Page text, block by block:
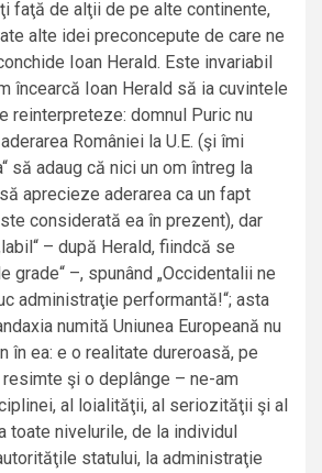
faţă de alţii de pe alte continente,
alte idei preconcepute de care ne
Ioan Herald. Este invariabil
încearcă Ioan Herald să ia cuvintele
reinterpreteze: domnul Puric nu
României la U.E. (şi îmi
să adaug că nici un om întreg la
aprecieze aderarea ca un fapt
considerată ea în prezent), dar
– după Herald, fiindcă se
grade“ –, spunând „Occidentalii ne
administraţie performantă!“; asta
numită Uniunea Europeană nu
în ea: e o realitate dureroasă, pe
şi o deplânge – ne-am
al loialităţii, al seriozităţii şi al
toate nivelurile, de la individul
statului, la administraţie